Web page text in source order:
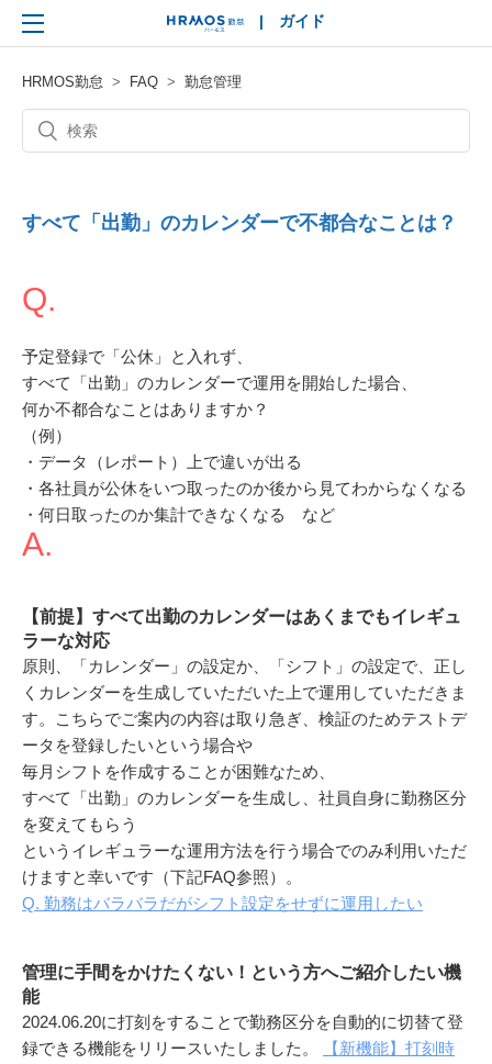
HRMOS
| ガイド
HRMOS勤怠 FAQ 勤怠管理
すべて「出勤」のカレンダーで不都合なことは？
Q.
予定登録で「公休」と入れず、
すべて「出勤」のカレンダーで運用を開始した場合、
何か不都合なことはありますか？
（例）
・データ（レポート）上で違いが出る
・各社員が公休をいつ取ったのか後から見てわからなくなる
・何日取ったのか集計できなくなる など
A.
【前提】すべて出勤のカレンダーはあくまでもイレギュ
ラーな対応
原則、「カレンダー」の設定か、「シフト」の設定で、正し
くカレンダーを生成していただいた上で運用していただきま
す。
こちらでご案内の内容は取り急ぎ、検証のためテストデ
ータを登録したいという場合や
毎月シフトを作成することが困難なため、
すべて「出勤」のカレンダーを生成し、社員自身に勤務区分
を変えてもらう
というイレギュラーな運用方法を行う場合でのみ利用いただ
けますと幸いです（下記FAQ参照）。
Q. 勤務はバラバラだがシフト設定をせずに運用したい
管理に手間をかけたくない！という方へご紹介したい機
能
2024.06.20に打刻をすることで勤務区分を自動的に切替て登
録できる機能をリリースいたしました。
【新機能】打刻時